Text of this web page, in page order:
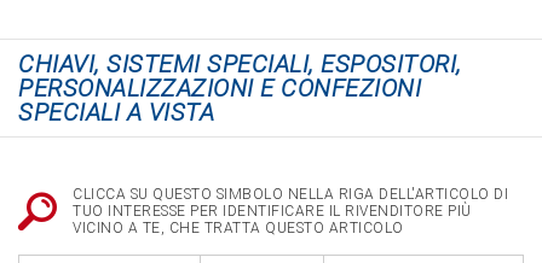
CHIAVI, SISTEMI SPECIALI, ESPOSITORI,
PERSONALIZZAZIONI E CONFEZIONI
SPECIALI A VISTA
CLICCA SU QUESTO SIMBOLO NELLA RIGA DELL'ARTICOLO DI
TUO INTERESSE PER IDENTIFICARE IL RIVENDITORE PIÙ
VICINO A TE, CHE TRATTA QUESTO ARTICOLO